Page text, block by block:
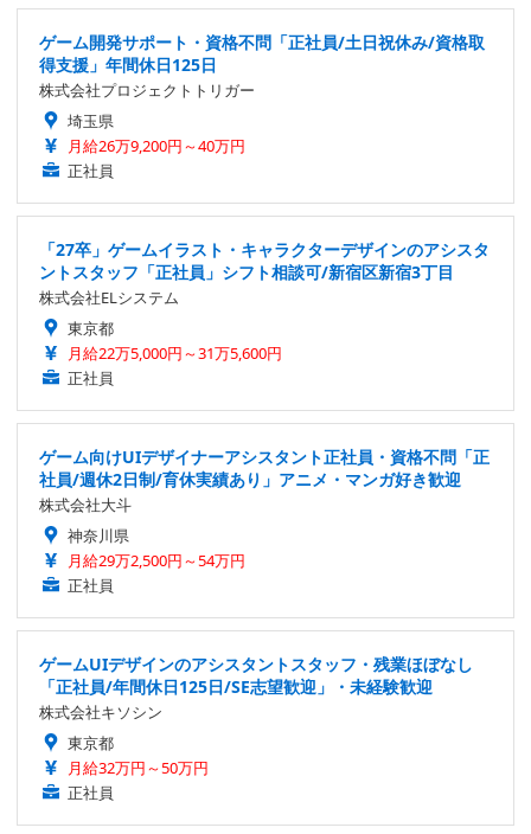
ゲーム開発サポート・資格不問「正社員/土日祝休み/資格取
得支援」年間休日125日
株式会社プロジェクトトリガー
埼玉県
月給26万9,200円～40万円
正社員
「27卒」ゲームイラスト・キャラクターデザインのアシスタ
ントスタッフ「正社員」シフト相談可/新宿区新宿3丁目
株式会社ELシステム
東京都
月給22万5,000円～31万5,600円
正社員
ゲーム向けUIデザイナーアシスタント正社員・資格不問「正
社員/週休2日制/育休実績あり」アニメ・マンガ好き歓迎
株式会社大斗
神奈川県
月給29万2,500円～54万円
正社員
ゲームUIデザインのアシスタントスタッフ・残業ほぼなし
「正社員/年間休日125日/SE志望歓迎」・未経験歓迎
株式会社キソシン
東京都
月給32万円～50万円
正社員